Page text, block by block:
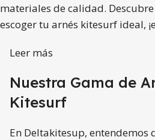
materiales de calidad.
escoger tu arnés kitesurf ideal,
Leer más
Nuestra Gama de
Kitesurf
En Deltakitesup, entendemos